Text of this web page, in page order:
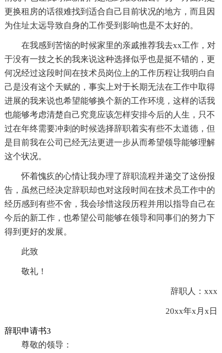
更换租房的话很难找到适合自己目前状况的地方，而且因
为住址太远导致自身的工作受到影响也是不太好的。
在我感到苦恼的时候家里的亲戚推荐我去xx工作，对
于没有一技之长的我来说这种选择似乎也是挺不错的，更
何况经过这段时间在技术员岗位上的工作历程让我明白自
己是没有这个天赋的，事实上对于长期无法在工作中取得
进展的我来说也希望能够换个新的工作环境，这样的话我
也能够考虑清楚自己究竟应该怎样安排今后的人生，只不
过在年终需要冲刺的时候选择辞职着实有些不太道德，但
是目前我在公司已经无法更进一步从而希望领导能够理解
这个状况。
怀着愧疚的心情让我办理了辞职流程并递交了这份报
告，虽然已经决定辞职却也对这段时间在技术员工作中的
经历感到有些不舍，我会珍惜这段历程并用以指导自己在
今后的新工作，也希望公司能够在领导和同事们的努力下
得到更好的发展。
此致
敬礼！
辞职人：xxx
20xx年x月x日
辞职申请书3
尊敬的领导：